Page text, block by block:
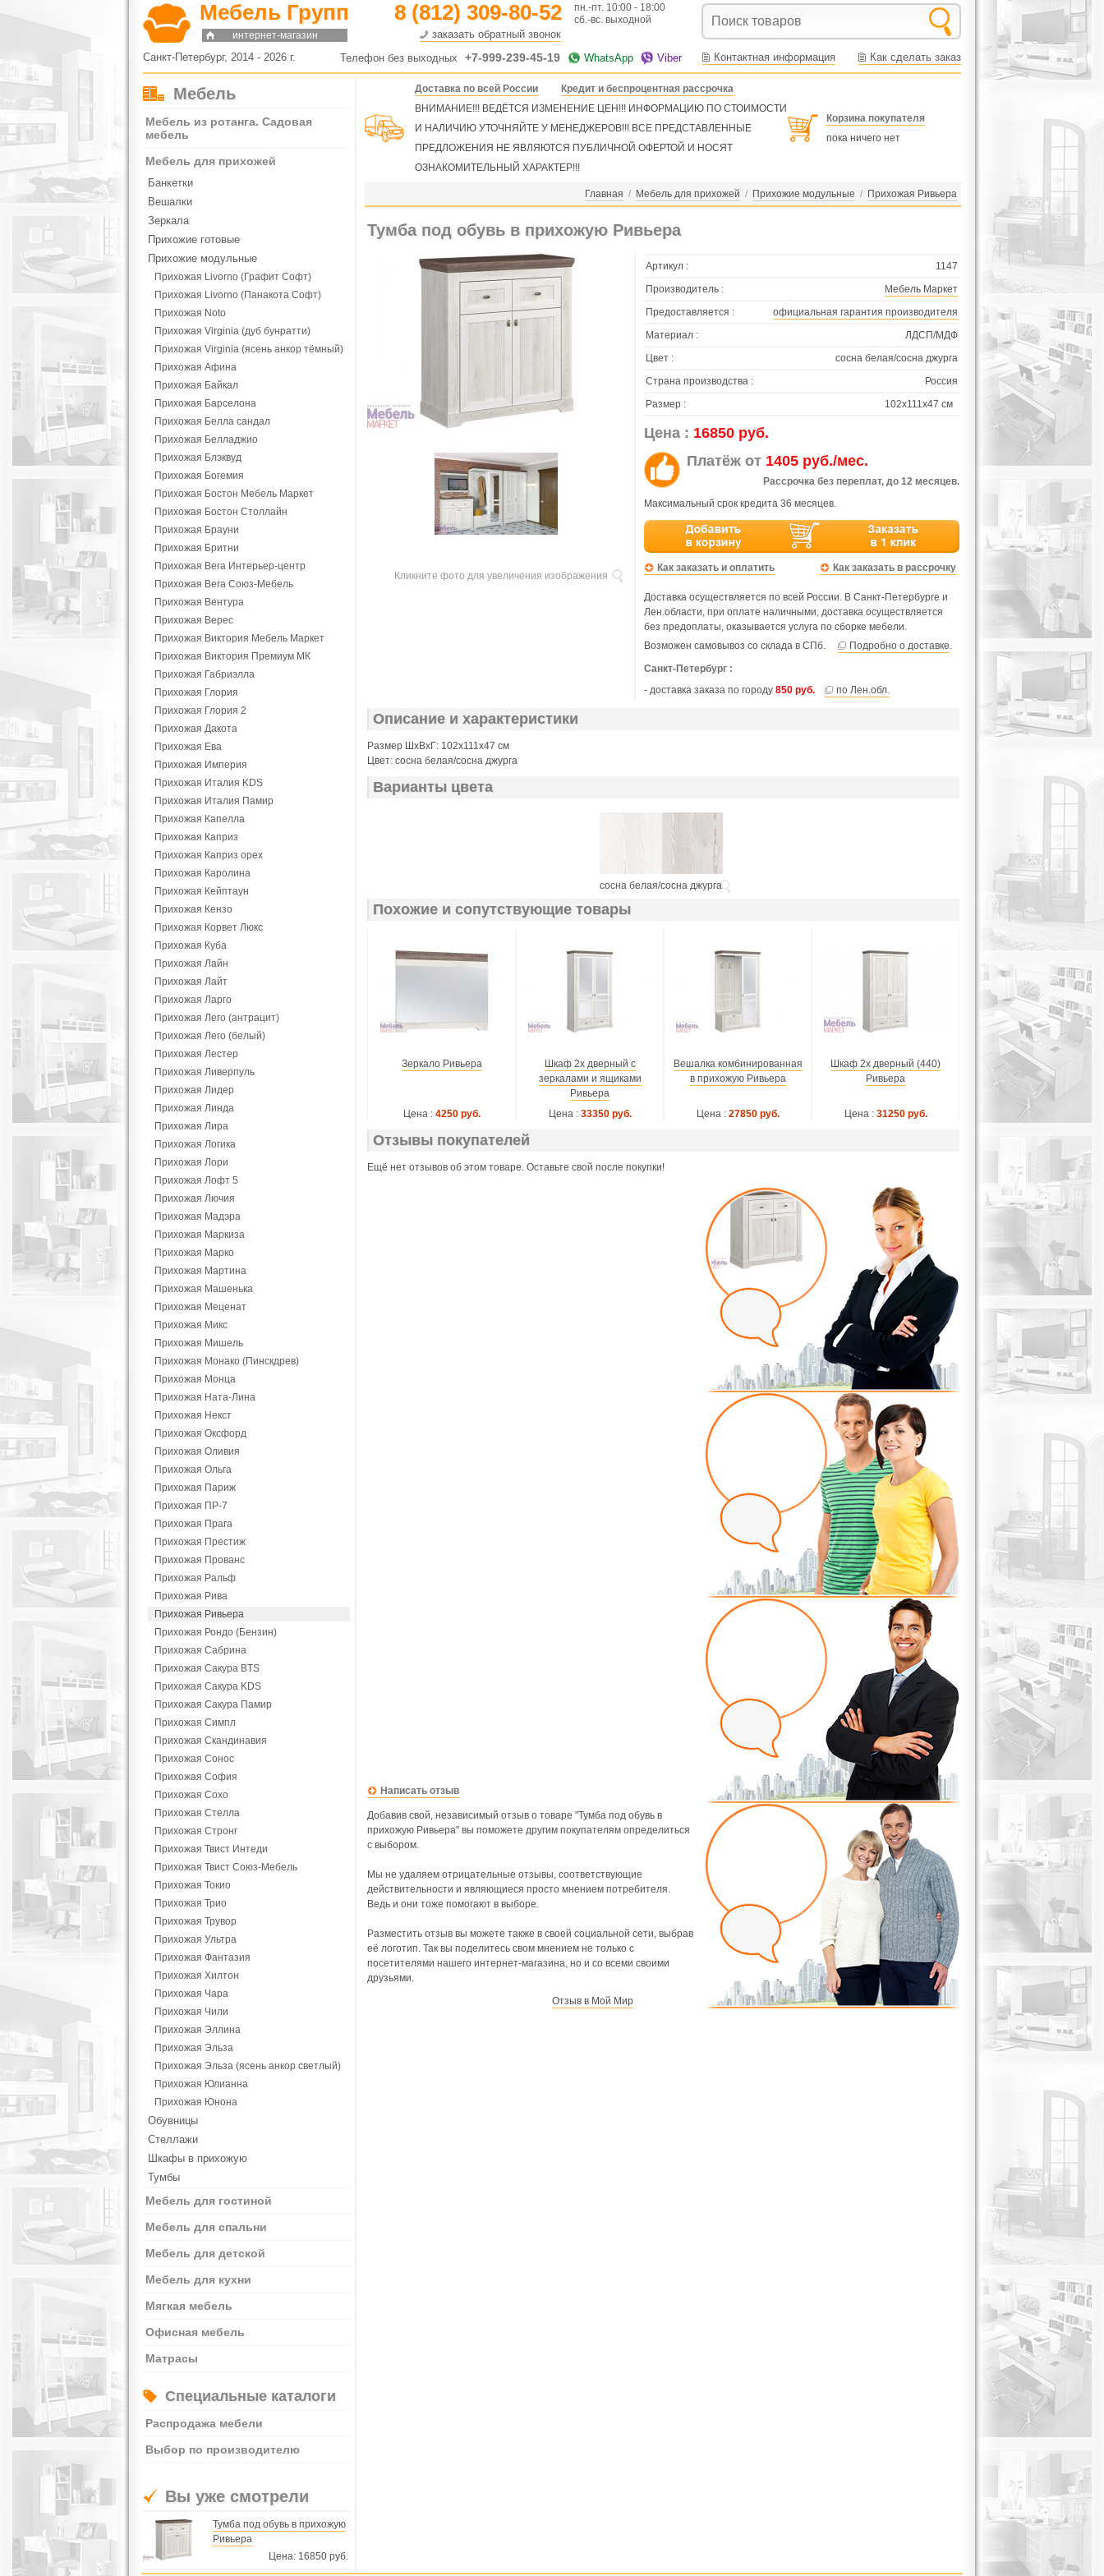
Мебель Групп
интернет-магазин
8 (812) 309-80-52
заказать обратный звонок
пн.-пт. 10:00 - 18:00
сб.-вс. выходной
Санкт-Петербург, 2014 - 2026 г. Телефон без выходных +7-999-239-45-19 WhatsApp Viber Контактная информация Как сделать заказ
Мебель
Мебель из ротанга. Садовая
мебель
Мебель для прихожей
Банкетки
Вешалки
Зеркала
Прихожие готовые
Прихожие модульные
Прихожая Livorno (Графит Софт)
Прихожая Livorno (Панакота Софт)
Прихожая Noto
Прихожая Virginia (дуб бунратти)
Прихожая Virginia (ясень анкор тёмный)
Прихожая Афина
Прихожая Байкал
Прихожая Барселона
Прихожая Белла сандал
Прихожая Белладжио
Прихожая Блэквуд
Прихожая Богемия
Прихожая Бостон Мебель Маркет
Прихожая Бостон Столлайн
Прихожая Брауни
Прихожая Бритни
Прихожая Вега Интерьер-центр
Прихожая Вега Союз-Мебель
Прихожая Вентура
Прихожая Верес
Прихожая Виктория Мебель Маркет
Прихожая Виктория Премиум МК
Прихожая Габриэлла
Прихожая Глория
Прихожая Глория 2
Прихожая Дакота
Прихожая Ева
Прихожая Империя
Прихожая Италия KDS
Прихожая Италия Памир
Прихожая Капелла
Прихожая Каприз
Прихожая Каприз орех
Прихожая Каролина
Прихожая Кейптаун
Прихожая Кензо
Прихожая Корвет Люкс
Прихожая Куба
Прихожая Лайн
Прихожая Лайт
Прихожая Ларго
Прихожая Лего (антрацит)
Прихожая Лего (белый)
Прихожая Лестер
Прихожая Ливерпуль
Прихожая Лидер
Прихожая Линда
Прихожая Лира
Прихожая Логика
Прихожая Лори
Прихожая Лофт 5
Прихожая Лючия
Прихожая Мадэра
Прихожая Маркиза
Прихожая Марко
Прихожая Мартина
Прихожая Машенька
Прихожая Меценат
Прихожая Микс
Прихожая Мишель
Прихожая Монако (Пинскдрев)
Прихожая Монца
Прихожая Ната-Лина
Прихожая Некст
Прихожая Оксфорд
Прихожая Оливия
Прихожая Ольга
Прихожая Париж
Прихожая ПР-7
Прихожая Прага
Прихожая Престиж
Прихожая Прованс
Прихожая Ральф
Прихожая Рива
Прихожая Ривьера
Прихожая Рондо (Бензин)
Прихожая Сабрина
Прихожая Сакура BTS
Прихожая Сакура KDS
Прихожая Сакура Памир
Прихожая Симпл
Прихожая Скандинавия
Прихожая Сонос
Прихожая София
Прихожая Сохо
Прихожая Стелла
Прихожая Стронг
Прихожая Твист Интеди
Прихожая Твист Союз-Мебель
Прихожая Токио
Прихожая Трио
Прихожая Трувор
Прихожая Ультра
Прихожая Фантазия
Прихожая Хилтон
Прихожая Чара
Прихожая Чили
Прихожая Эллина
Прихожая Эльза
Прихожая Эльза (ясень анкор светлый)
Прихожая Юлианна
Прихожая Юнона
Обувницы
Стеллажи
Шкафы в прихожую
Тумбы
Мебель для гостиной
Мебель для спальни
Мебель для детской
Мебель для кухни
Мягкая мебель
Офисная мебель
Матрасы
Специальные каталоги
Распродажа мебели
Выбор по производителю
Вы уже смотрели
Тумба под обувь в прихожую
Ривьера
Цена: 16850 руб.
Доставка по всей России
Кредит и беспроцентная рассрочка
ВНИМАНИЕ!!! ВЕДЁТСЯ ИЗМЕНЕНИЕ ЦЕН!!! ИНФОРМАЦИЮ ПО СТОИМОСТИ
И НАЛИЧИЮ УТОЧНЯЙТЕ У МЕНЕДЖЕРОВ!!! ВСЕ ПРЕДСТАВЛЕННЫЕ
ПРЕДЛОЖЕНИЯ НЕ ЯВЛЯЮТСЯ ПУБЛИЧНОЙ ОФЕРТОЙ И НОСЯТ
ОЗНАКОМИТЕЛЬНЫЙ ХАРАКТЕР!!!
Корзина покупателя
пока ничего нет
Главная / Мебель для прихожей / Прихожие модульные / Прихожая Ривьера
Тумба под обувь в прихожую Ривьера
Кликните фото для увеличения изображения
Артикул :
1147
Производитель :
Мебель Маркет
Предоставляется :
официальная гарантия производителя
Материал :
ЛДСП/МДФ
Цвет :
сосна белая/сосна джурга
Страна производства :
Россия
Размер :
102х111х47 см
Цена : 16850 руб.
Платёж от 1405 руб./мес.
Рассрочка без переплат, до 12 месяцев.
Максимальный срок кредита 36 месяцев.
Как заказать и оплатить Как заказать в рассрочку
Доставка осуществляется по всей России. В Санкт-Петербурге и
Лен.области, при оплате наличными, доставка осуществляется
без предоплаты, оказывается услуга по сборке мебели.
Возможен самовывоз со склада в СПб.
Подробно о доставке.
Санкт-Петербург :
- доставка заказа по городу 850 руб. по Лен.обл.
Описание и характеристики
Размер ШхВхГ: 102х111х47 см
Цвет: сосна белая/сосна джурга
Варианты цвета
сосна белая/сосна джурга
Похожие и сопутствующие товары
Зеркало Ривьера
Цена : 4250 руб.
Шкаф 2х дверный с
зеркалами и ящиками
Ривьера
Цена : 33350 руб.
Вешалка комбинированная
в прихожую Ривьера
Цена : 27850 руб.
Шкаф 2х дверный (440)
Ривьера
Цена : 31250 руб.
Отзывы покупателей
Ещё нет отзывов об этом товаре. Оставьте свой после покупки!
Написать отзыв
Добавив свой, независимый отзыв о товаре "Тумба под обувь в
прихожую Ривьера" вы поможете другим покупателям определиться
с выбором.
Мы не удаляем отрицательные отзывы, соответствующие
действительности и являющиеся просто мнением потребителя.
Ведь и они тоже помогают в выборе.
Разместить отзыв вы можете также в своей социальной сети, выбрав
её логотип. Так вы поделитесь свом мнением не только с
посетителями нашего интернет-магазина, но и со всеми своими
друзьями.
Отзыв в Мой Мир